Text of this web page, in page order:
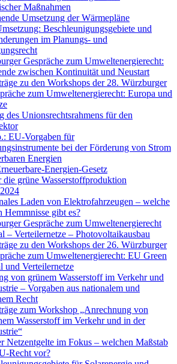
Maßnahmen
Umsetzung der Wärmepläne
Beschleunigungsgebiete und
im Planungs- und
Gespräche zum Umweltenergierecht:
zwischen Kontinuität und Neustart
zu den Workshops der 28. Würzburger
zum Umweltenergierecht: Europa und
des Unionsrechtsrahmens für den
EU-Vorgaben für
bei der Förderung von Strom
Energien
Energien-Gesetz
die grüne Wasserstoffproduktion
Laden von Elektrofahrzeugen – welche
Hemmnisse gibt es?
Gespräche zum Umweltenergierecht
– Verteilernetze – Photovoltaikausbau
zu den Workshops der 26. Würzburger
zum Umweltenergierecht: EU Green
und Verteilernetze
von grünem Wasserstoff im Verkehr und
– Vorgaben aus nationalem und
Recht
zum Workshop „Anrechnung von
Wasserstoff im Verkehr und in der
Netzentgelte im Fokus – welchen Maßstab
Recht vor?